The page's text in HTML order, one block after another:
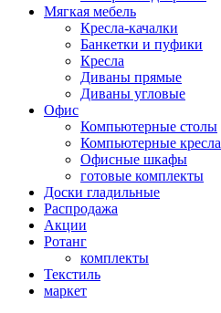
Мягкая мебель
Кресла-качалки
Банкетки и пуфики
Кресла
Диваны прямые
Диваны угловые
Офис
Компьютерные столы
Компьютерные кресла
Офисные шкафы
готовые комплекты
Доски гладильные
Распродажа
Акции
Ротанг
комплекты
Текстиль
маркет